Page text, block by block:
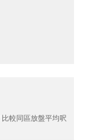
比較同區放盤平均呎